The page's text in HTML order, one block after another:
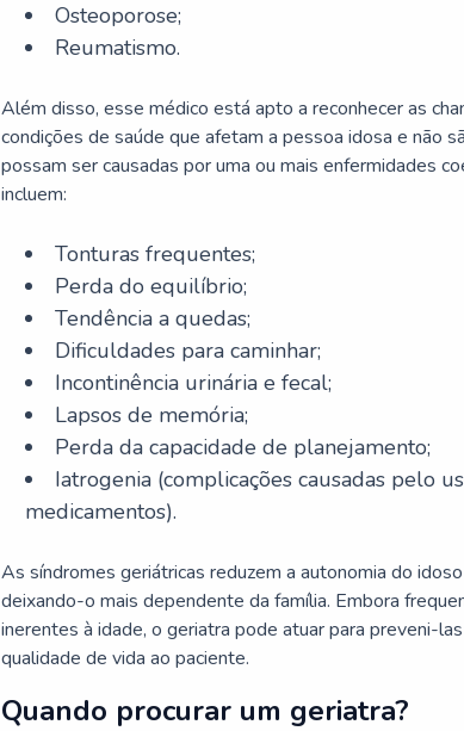
Osteoporose;
Reumatismo.
Além disso, esse médico está apto a reconhecer as
condições de saúde que afetam a pessoa idosa e não
possam ser causadas por uma ou mais enfermidades
incluem:
Tonturas frequentes;
Perda do equilíbrio;
Tendência a quedas;
Dificuldades para caminhar;
Incontinência urinária e fecal;
Lapsos de memória;
Perda da capacidade de planejamento;
Iatrogenia (complicações causadas pelo
medicamentos).
As síndromes geriátricas reduzem a autonomia do
deixando-o mais dependente da família. Embora
inerentes à idade, o geriatra pode atuar para preveni-
qualidade de vida ao paciente.
Quando procurar um geriatra?